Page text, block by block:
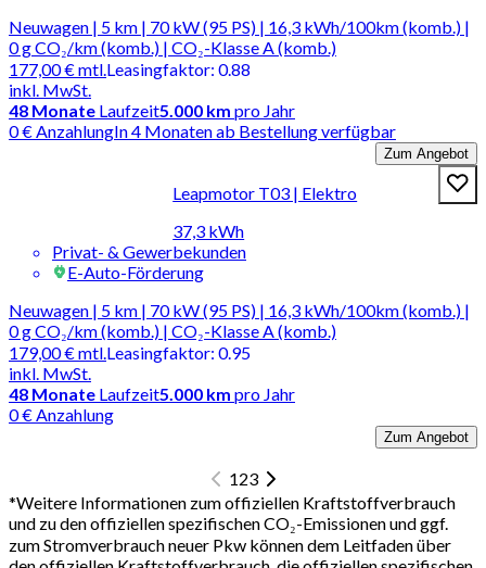
Neuwagen | 5 km | 70 kW (95 PS) | 16,3 kWh/100km (komb.) |
0 g CO₂/km (komb.) | CO₂-Klasse A (komb.)
177,00 €mtl.
inkl. MwSt.
Leasingfaktor: 0.88
48 Monate Laufzeit5.000 km pro Jahr
0 € AnzahlungIn 4 Monaten ab Bestellung verfügbar
Zum Angebot
Leapmotor T03 | Elektro
37,3 kWh
Privat- & Gewerbekunden
E-Auto-Förderung
Neuwagen | 5 km | 70 kW (95 PS) | 16,3 kWh/100km (komb.) |
0 g CO₂/km (komb.) | CO₂-Klasse A (komb.)
179,00 €mtl.
inkl. MwSt.
Leasingfaktor: 0.95
48 Monate Laufzeit5.000 km pro Jahr
0 € Anzahlung
Zum Angebot
123
*Weitere Informationen zum offiziellen Kraftstoffverbrauch
und zu den offiziellen spezifischen CO₂-Emissionen und ggf.
zum Stromverbrauch neuer Pkw können dem Leitfaden über